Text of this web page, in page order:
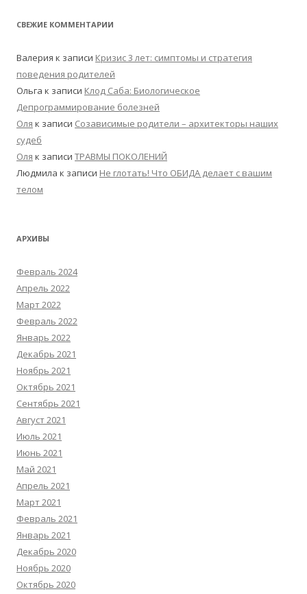
СВЕЖИЕ КОММЕНТАРИИ
Валерия к записи Кризис 3 лет: симптомы и стратегия
поведения родителей
Ольга к записи Клод Саба: Биологическое
Депрограммирование болезней
Оля к записи Созависимые родители – архитекторы наших
судеб
Оля к записи ТРАВМЫ ПОКОЛЕНИЙ
Людмила к записи Не глотать! Что ОБИДА делает с вашим
телом
АРХИВЫ
Февраль 2024
Апрель 2022
Март 2022
Февраль 2022
Январь 2022
Декабрь 2021
Ноябрь 2021
Октябрь 2021
Сентябрь 2021
Август 2021
Июль 2021
Июнь 2021
Май 2021
Апрель 2021
Март 2021
Февраль 2021
Январь 2021
Декабрь 2020
Ноябрь 2020
Октябрь 2020